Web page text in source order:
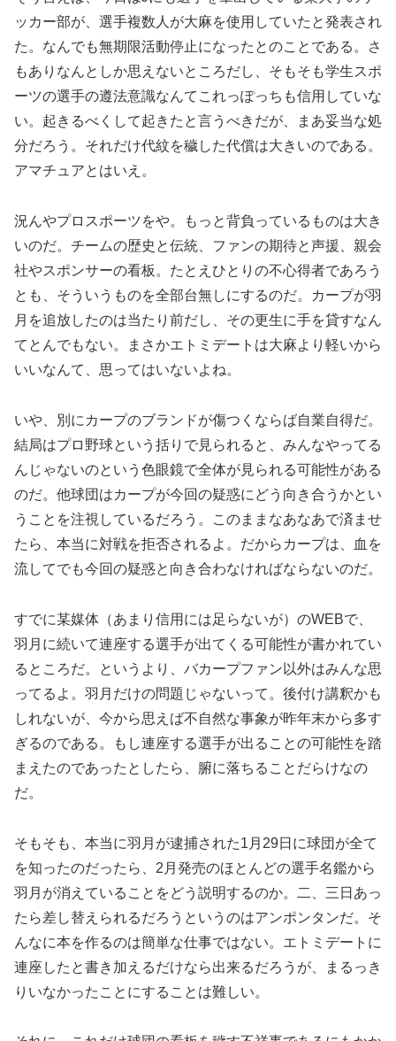
ッカー部が、選手複数人が大麻を使用していたと発表され
た。なんでも無期限活動停止になったとのことである。さ
もありなんとしか思えないところだし、そもそも学生スポ
ーツの選手の遵法意識なんてこれっぽっちも信用していな
い。起きるべくして起きたと言うべきだが、まあ妥当な処
分だろう。それだけ代紋を穢した代償は大きいのである。
アマチュアとはいえ。
況んやプロスポーツをや。もっと背負っているものは大き
いのだ。チームの歴史と伝統、ファンの期待と声援、親会
社やスポンサーの看板。たとえひとりの不心得者であろう
とも、そういうものを全部台無しにするのだ。カープが羽
月を追放したのは当たり前だし、その更生に手を貸すなん
てとんでもない。まさかエトミデートは大麻より軽いから
いいなんて、思ってはいないよね。
いや、別にカープのブランドが傷つくならば自業自得だ。
結局はプロ野球という括りで見られると、みんなやってる
んじゃないのという色眼鏡で全体が見られる可能性がある
のだ。他球団はカープが今回の疑惑にどう向き合うかとい
うことを注視しているだろう。このままなあなあで済ませ
たら、本当に対戦を拒否されるよ。だからカープは、血を
流してでも今回の疑惑と向き合わなければならないのだ。
すでに某媒体（あまり信用には足らないが）のWEBで、
羽月に続いて連座する選手が出てくる可能性が書かれてい
るところだ。というより、バカープファン以外はみんな思
ってるよ。羽月だけの問題じゃないって。後付け講釈かも
しれないが、今から思えば不自然な事象が昨年末から多す
ぎるのである。もし連座する選手が出ることの可能性を踏
まえたのであったとしたら、腑に落ちることだらけなの
だ。
そもそも、本当に羽月が逮捕された1月29日に球団が全て
を知ったのだったら、2月発売のほとんどの選手名鑑から
羽月が消えていることをどう説明するのか。二、三日あっ
たら差し替えられるだろうというのはアンポンタンだ。そ
んなに本を作るのは簡単な仕事ではない。エトミデートに
連座したと書き加えるだけなら出来るだろうが、まるっき
りいなかったことにすることは難しい。